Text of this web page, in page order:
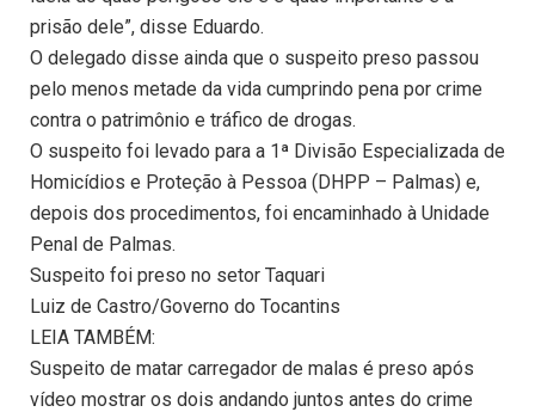
prisão dele”, disse Eduardo.
O delegado disse ainda que o suspeito preso passou
pelo menos metade da vida cumprindo pena por crime
contra o patrimônio e tráfico de drogas.
O suspeito foi levado para a 1ª Divisão Especializada de
Homicídios e Proteção à Pessoa (DHPP – Palmas) e,
depois dos procedimentos, foi encaminhado à Unidade
Penal de Palmas.
Suspeito foi preso no setor Taquari
Luiz de Castro/Governo do Tocantins
LEIA TAMBÉM:
Suspeito de matar carregador de malas é preso após
vídeo mostrar os dois andando juntos antes do crime